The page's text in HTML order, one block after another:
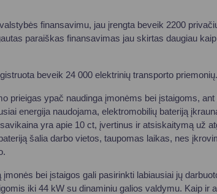
valstybės finansavimu, jau įrengta beveik 2200
paraiškas finansavimas jau skirtas daugiau
beveik 24 000 elektrinių transporto priemonių.
prieigas ypač naudinga įmonėms bei įstaigoms,
energija naudojama, elektromobilių bateriją
yra apie 10 ct, įvertinus ir atsiskaitymą už
šalia darbo vietos, taupomas laikas, nes
įmonės bei įstaigos gali pasirinkti labiausiai jų
iki 44 kW su dinaminiu galios valdymu. Kaip ir